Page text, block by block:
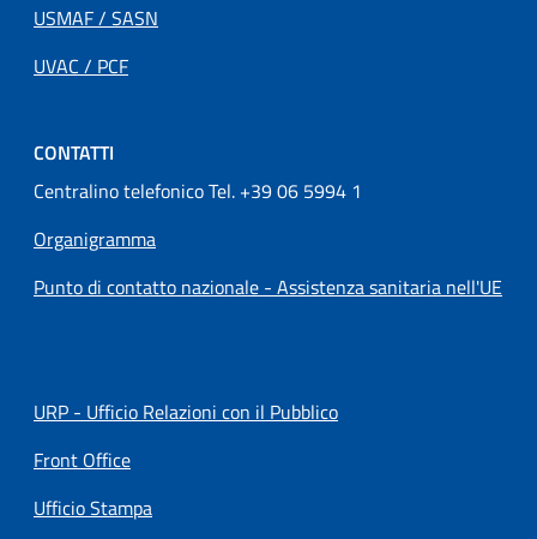
USMAF / SASN
UVAC / PCF
CONTATTI
Centralino telefonico Tel. +39 06 5994 1
Organigramma
Punto di contatto nazionale - Assistenza sanitaria nell'UE
URP - Ufficio Relazioni con il Pubblico
Front Office
Ufficio Stampa